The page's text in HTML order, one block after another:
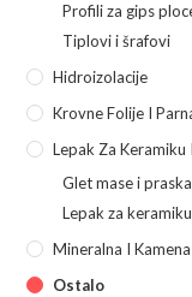
Profili za gips
Tiplovi i šrafovi
Hidroizolacije
Krovne Folije I
Lepak Za
Glet mase i
Lepak za keramiku
Mineralna I
Ostalo